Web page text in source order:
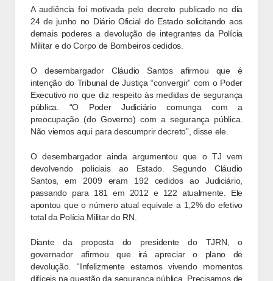
A audiência foi motivada pelo decreto publicado no dia
24 de junho no Diário Oficial do Estado solicitando aos
demais poderes a devolução de integrantes da Polícia
Militar e do Corpo de Bombeiros cedidos.
O desembargador Cláudio Santos afirmou que é
intenção do Tribunal de Justiça “convergir” com o Poder
Executivo no que diz respeito às medidas de segurança
pública. “O Poder Judiciário comunga com a
preocupação (do Governo) com a segurança pública.
Não viemos aqui para descumprir decreto”, disse ele.
O desembargador ainda argumentou que o TJ vem
devolvendo policiais ao Estado. Segundo Cláudio
Santos, em 2009 eram 192 cedidos ao Judiciário,
passando para 181 em 2012 e 122 atualmente. Ele
apontou que o número atual equivale a 1,2% do efetivo
total da Polícia Militar do RN.
Diante da proposta do presidente do TJRN, o
governador afirmou que irá apreciar o plano de
devolução. “Infelizmente estamos vivendo momentos
difíceis na questão da segurança pública. Precisamos de